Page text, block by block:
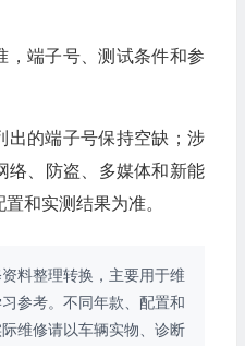
，端子号、测试条件和参
出的端子号保持空缺；涉
络、防盗、多媒体和新能
和实测结果为准。
料整理转换，主要用于维
参考。不同年款、配置和
维修请以车辆实物、诊断